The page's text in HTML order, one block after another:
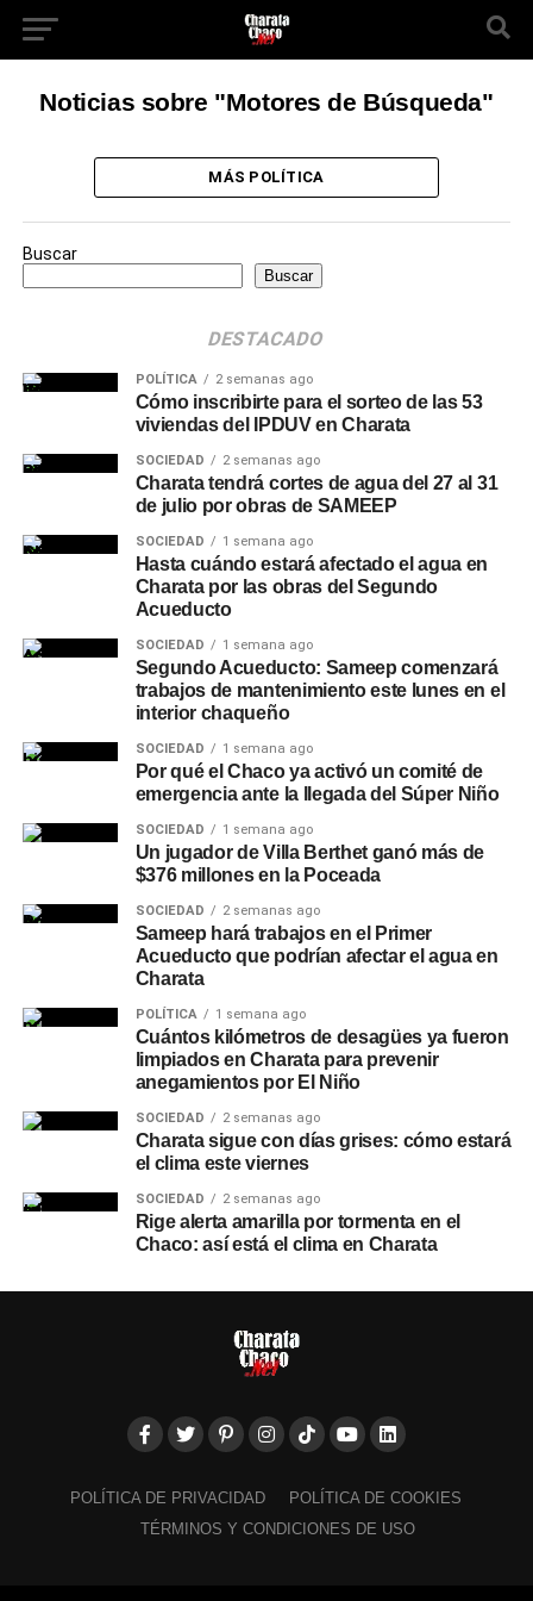
Noticias sobre "Motores de Búsqueda"
MÁS POLÍTICA
Buscar
Buscar
DESTACADO
POLÍTICA 2 semanas ago
Cómo inscribirte para el sorteo de las 53
viviendas del IPDUV en Charata
SOCIEDAD 2 semanas ago
Charata tendrá cortes de agua del 27 al 31
de julio por obras de SAMEEP
SOCIEDAD 1 semana ago
Hasta cuándo estará afectado el agua en
Charata por las obras del Segundo
Acueducto
SOCIEDAD 1 semana ago
Segundo Acueducto: Sameep comenzará
trabajos de mantenimiento este lunes en el
interior chaqueño
SOCIEDAD 1 semana ago
Por qué el Chaco ya activó un comité de
emergencia ante la llegada del Súper Niño
SOCIEDAD 1 semana ago
Un jugador de Villa Berthet ganó más de
$376 millones en la Poceada
SOCIEDAD 2 semanas ago
Sameep hará trabajos en el Primer
Acueducto que podrían afectar el agua en
Charata
POLÍTICA 1 semana ago
Cuántos kilómetros de desagües ya fueron
limpiados en Charata para prevenir
anegamientos por El Niño
SOCIEDAD 2 semanas ago
Charata sigue con días grises: cómo estará
el clima este viernes
SOCIEDAD 2 semanas ago
Rige alerta amarilla por tormenta en el
Chaco: así está el clima en Charata
POLÍTICA DE PRIVACIDAD
POLÍTICA DE COOKIES
TÉRMINOS Y CONDICIONES DE USO